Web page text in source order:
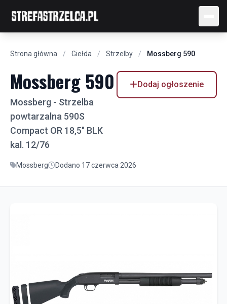
Strona główna / Giełda / Strzelby / Mossberg 590
Mossberg 590
Mossberg - Strzelba
powtarzalna 590S
Compact OR 18,5" BLK
kal. 12/76
Dodaj ogłoszenie
Mossberg Dodano 17 czerwca 2026